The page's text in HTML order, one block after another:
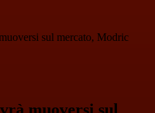
sul mercato, Modric